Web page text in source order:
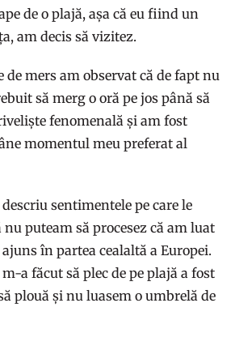
de o plajă, așa că eu fiind un
am decis să vizitez.
de mers am observat că de fapt nu
să merg o oră pe jos până să
fenomenală și am fost
momentul meu preferat al
sentimentele pe care le
nu puteam să procesez că am luat
în partea cealaltă a Europei.
a făcut să plec de pe plajă a fost
plouă și nu luasem o umbrelă de